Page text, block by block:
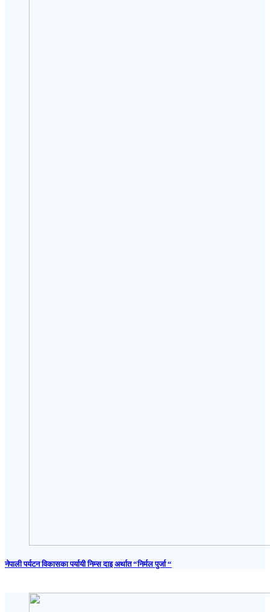
नेपाली पर्यटन विकासका पर्यायी निम्स दाइ अर्थात “निर्मल पुर्जा “